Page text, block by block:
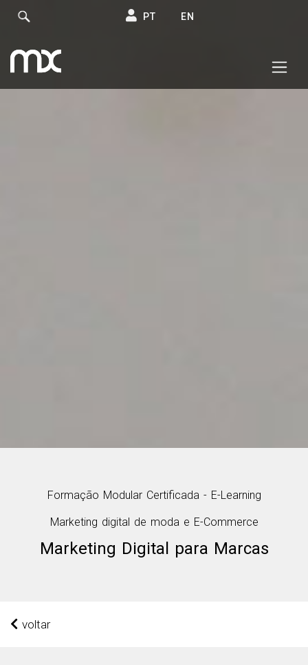
PT EN
Formação Modular Certificada - E-Learning
Marketing digital de moda e E-Commerce
Marketing Digital para Marcas
voltar